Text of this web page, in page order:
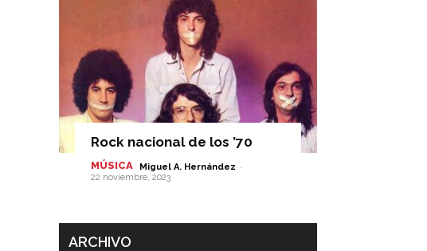
Rock nacional de los ’70
MÚSICA Miguel A. Hernández -
22 noviembre, 2023
ARCHIVO